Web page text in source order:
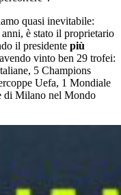
quasi inevitabile:
è stato il proprietario
il presidente più
vinto ben 29 trofei:
5 Champions
Uefa, 1 Mondiale
di Milano nel Mondo